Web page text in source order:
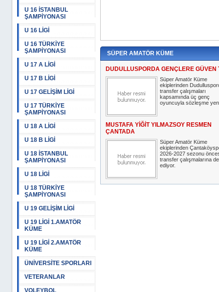
U 16 İSTANBUL
ŞAMPİYONASI
U 16 LİGİ
U 16 TÜRKİYE
ŞAMPİYONASI
U 17 A LİGİ
U 17 B LİGİ
U 17 GELİŞİM LİGİ
U 17 TÜRKİYE
ŞAMPİYONASI
U 18 A LİGİ
U 18 B LİGİ
U 18 İSTANBUL
ŞAMPİYONASI
U 18 LİGİ
U 18 TÜRKİYE
ŞAMPİYONASI
U 19 GELİŞİM LİGİ
U 19 LİGİ 1.AMATÖR
KÜME
U 19 LİGİ 2.AMATÖR
KÜME
ÜNİVERSİTE SPORLARI
VETERANLAR
VOLEYBOL
SÜPER AMATÖR KÜME
DUDULLUSPORDA GENÇLERE GÜVEN
Süper Amatör Küme
ekiplerinden
transfer çalışmaları
kapsamında üç genç
oyuncuyla sözleşme
MUSTAFA YİĞİT YILMAZSOY RESMEN
ÇANTADA
Süper Amatör Küme
ekiplerinden
2026-2027 sezonu
transfer çalışmalarına
ediyor.